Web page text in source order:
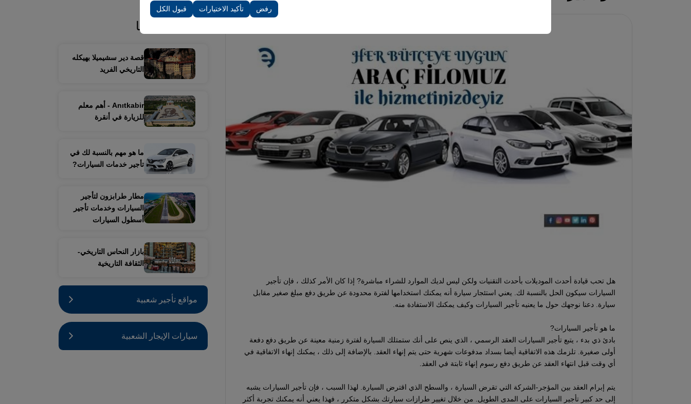
رفض تأكيد الاختيارات قبول الكل
هل تحب قيادة أحدث الموديلات بأحدث التقنيات ولكن ليس لديك الموارد للشراء مباشرة? إذا كان الأمر كذلك ، فإن تأجير
السيارات سيكون الحل بالنسبة لك. يعني استئجار سيارة أنه يمكنك استخدامها لفترة محدودة عن طريق دفع مبلغ صغير مقابل
سيارة. دعنا نوجهك حول ما يعنيه تأجير السيارات وكيف يمكنك الاستفادة منه.
ما هو تأجير السيارات?
بادئ ذي بدء ، يتبع تأجير السيارات العقد الرسمي ، الذي ينص على أنك ستمتلك السيارة لفترة زمنية معينة عن طريق دفع دفعة
أولى صغيرة. تلزمك هذه الاتفاقية أيضا بسداد مدفوعات شهرية حتى يتم إنهاء العقد. بالإضافة إلى ذلك ، يمكنك إنهاء الاتفاقية في
أي وقت قبل انتهاء العقد عن طريق دفع رسوم إنهاء ثابتة في العقد.
يتم إبرام العقد بين المؤجر-الشركة التي تقرض السيارة ، والسطح الذي اقترض السيارة. لهذا السبب ، فإن تأجير السيارات يشبه
إلى حد كبير تأجير السيارات على المدى الطويل. من خلال تغيير طرازات سيارتك بشكل متكرر ، فهذا يعني أنه يمكنك تجربة أكثر
قد تكون مهتمًا
قصة دير سشيميلا بهيكله
التاريخي الفريد
Anıtkabir - أهم معلم
للزيارة في أنقرة
ما هو مهم بالنسبة لك في
تأجير خدمات السيارات?
مطار طرابزون لتأجير
السيارات وخدمات تأجير
أسطول السيارات
بازار النحاس التاريخي-
الثقافة التاريخية
مواقع تأجير شعبية
سيارات الإيجار الشعبية